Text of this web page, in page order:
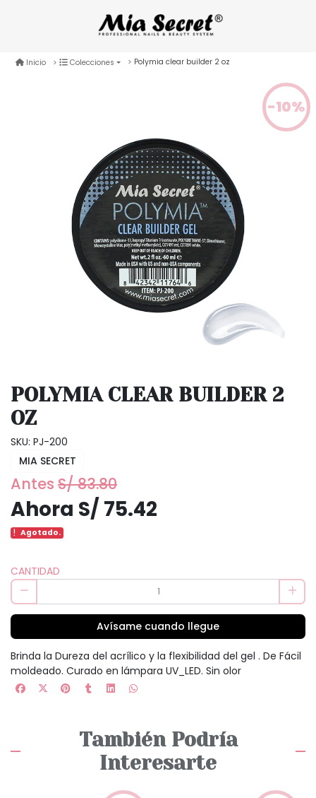
Inicio Colecciones Polymia clear builder 2 oz
-10%
POLYMIA CLEAR BUILDER 2
OZ
SKU: PJ-200
MIA SECRET
Antes S/ 83.80
Ahora S/ 75.42
Agotado.
CANTIDAD
Avísame cuando llegue
Brinda la Dureza del acrílico y la flexibilidad del gel . De Fácil
moldeado. Curado en lámpara UV_LED. Sin olor
También Podría
Interesarte